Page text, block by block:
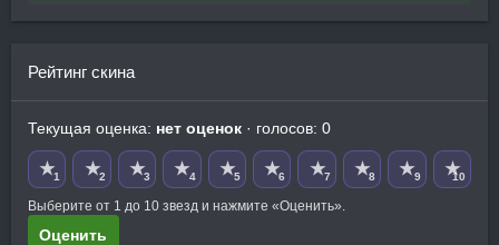
Рейтинг скина
Текущая оценка: нет оценок · голосов: 0
★1 ★2 ★3 ★4 ★5 ★6 ★7 ★8 ★9 ★10
Выберите от 1 до 10 звезд и нажмите «Оценить».
Оценить